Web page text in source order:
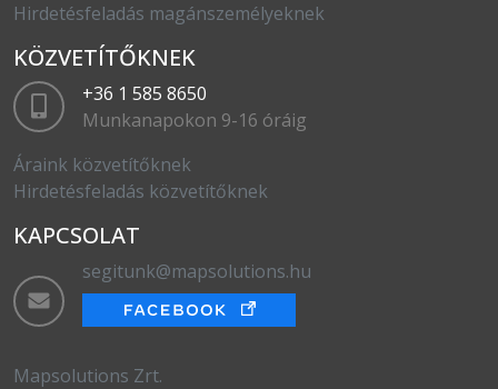
Hirdetésfeladás magánszemélyeknek
KÖZVETÍTŐKNEK
+36 1 585 8650
Munkanapokon 9-16 óráig
Áraink közvetítőknek
Hirdetésfeladás közvetítőknek
KAPCSOLAT
segitunk@mapsolutions.hu
Mapsolutions Zrt.